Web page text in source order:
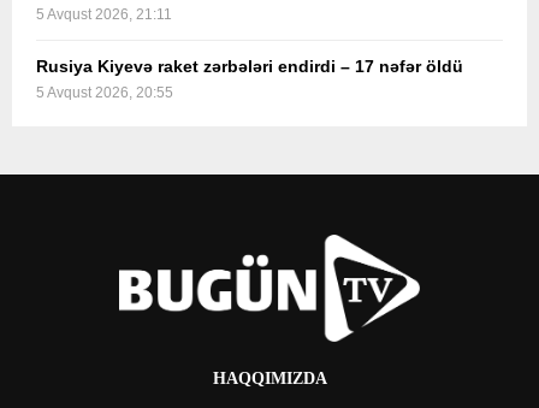
5 Avqust 2026, 21:11
Rusiya Kiyevə raket zərbələri endirdi – 17 nəfər öldü
5 Avqust 2026, 20:55
HAQQIMIZDA